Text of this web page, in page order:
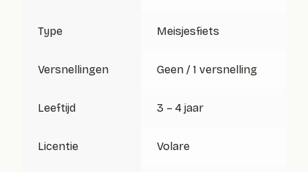
Type Meisjesfiets
Versnellingen Geen / 1 versnelling
Leeftijd 3 – 4 jaar
Licentie Volare